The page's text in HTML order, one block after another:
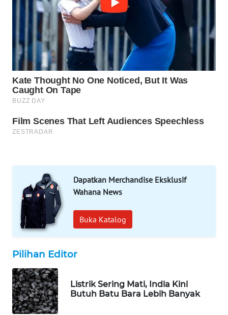
Dapatkan Merchandise Eksklusif
Wahana News
Buka Katalog
Pilihan Editor
Listrik Sering Mati, India Kini
Butuh Batu Bara Lebih Banyak
BINTAN
WN
MANDALIKA
WN
LIKUPANG
LABUANBAJO
WAHANA
NEWS
TANI
WAHANA
ADVOKAT